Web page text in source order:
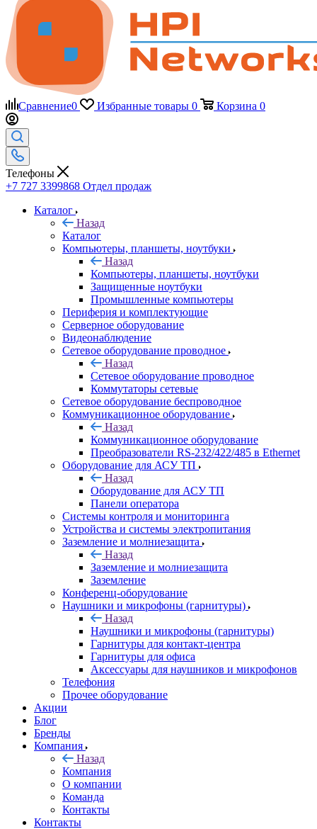
Сравнение0 Избранные товары 0 Корзина 0
Телефоны
+7 727 3399868 Отдел продаж
Каталог
Назад
Каталог
Компьютеры, планшеты, ноутбуки
Назад
Компьютеры, планшеты, ноутбуки
Защищенные ноутбуки
Промышленные компьютеры
Периферия и комплектующие
Серверное оборудование
Видеонаблюдение
Сетевое оборудование проводное
Назад
Сетевое оборудование проводное
Коммутаторы сетевые
Сетевое оборудование беспроводное
Коммуникационное оборудование
Назад
Коммуникационное оборудование
Преобразователи RS-232/422/485 в Ethernet
Оборудование для АСУ ТП
Назад
Оборудование для АСУ ТП
Панели оператора
Системы контроля и мониторинга
Устройства и системы электропитания
Заземление и молниезащита
Назад
Заземление и молниезащита
Заземление
Конференц-оборудование
Наушники и микрофоны (гарнитуры)
Назад
Наушники и микрофоны (гарнитуры)
Гарнитуры для контакт-центра
Гарнитуры для офиса
Аксессуары для наушников и микрофонов
Телефония
Прочее оборудование
Акции
Блог
Бренды
Компания
Назад
Компания
О компании
Команда
Контакты
Контакты